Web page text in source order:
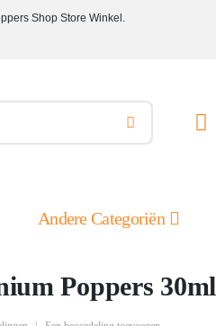
Shop Store Winkel.
Andere Categoriën
Poppers 30ml